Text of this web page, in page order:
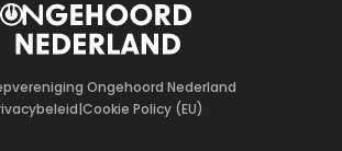
Ongehoord Nederland
|Cookie Policy (EU)